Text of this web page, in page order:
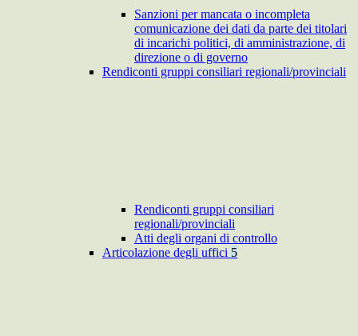
Sanzioni per mancata o incompleta
comunicazione dei dati da parte dei titolari
di incarichi politici, di amministrazione, di
direzione o di governo
Rendiconti gruppi consiliari regionali/provinciali
Rendiconti gruppi consiliari
regionali/provinciali
Atti degli organi di controllo
Articolazione degli uffici 5